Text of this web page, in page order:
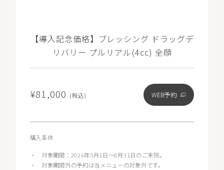
【導入記念価格】ブレッシング ドラッグデ
リバリー プルリアル(4cc) 全顔
¥81,000 (税込) WEB予約
購入条件
・ 対象期間：2026年5月1日〜8月31日のご来院。
・ 対象期間外の予約は当メニューの対象外です。